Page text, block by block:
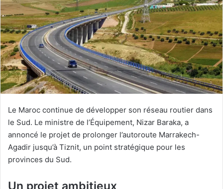
Le Maroc continue de développer son réseau routier dans
le Sud. Le ministre de l’Équipement, Nizar Baraka, a
annoncé le projet de prolonger l’autoroute Marrakech-
Agadir jusqu’à Tiznit, un point stratégique pour les
provinces du Sud.
Un projet ambitieux